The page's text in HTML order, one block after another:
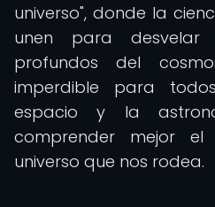
universo", donde la
unen para desvelar
profundos del
imperdible para
espacio y la
comprender mejor el
universo que nos rodea.